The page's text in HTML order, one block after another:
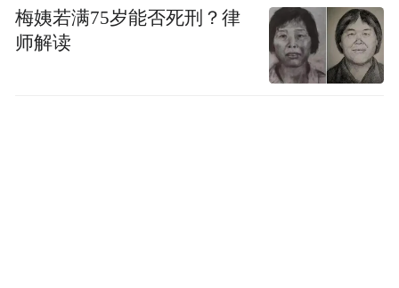
梅姨若满75岁能否死刑？律
师解读